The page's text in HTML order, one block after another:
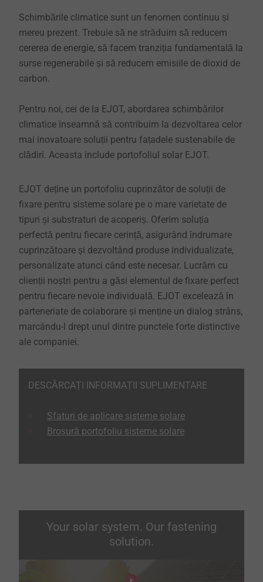
Schimbările climatice sunt un fenomen continuu și
mereu prezent. Trebuie să ne străduim să reducem
cererea de energie, să facem tranziția fundamentală la
surse regenerabile și să reducem emisiile de dioxid de
carbon.
Pentru noi, cei de la EJOT, abordarea schimbărilor
climatice înseamnă să contribuim la dezvoltarea celor
mai inovatoare soluții pentru fațadele sustenabile de
clădiri. Aceasta include portofoliul solar EJOT.
EJOT deține un portofoliu cuprinzător de soluții de
fixare pentru sisteme solare pe o mare varietate de
tipuri și substraturi de acoperiș. Oferim soluția
perfectă pentru fiecare cerință, asigurând îndrumare
cuprinzătoare și dezvoltând produse individualizate,
personalizate atunci când este necesar. Lucrăm cu
clienții noștri pentru a găsi elementul de fixare perfect
pentru fiecare nevoie individuală. EJOT excelează în
parteneriate de colaborare și menține un dialog strâns,
marcându-l drept unul dintre punctele forte distinctive
ale companiei.
DESCĂRCAȚI INFORMAȚII SUPLIMENTARE
Sfaturi de aplicare sisteme solare
Broșură portofoliu sisteme solare
Your solar system. Our fastening
solution.